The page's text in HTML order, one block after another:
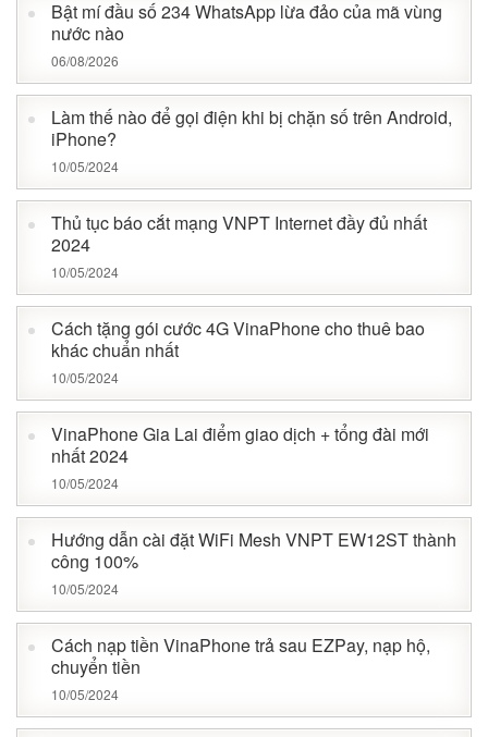
Bật mí đầu số 234 WhatsApp lừa đảo của mã vùng
nước nào
06/08/2026
Làm thế nào để gọi điện khi bị chặn số trên Android,
iPhone?
10/05/2024
Thủ tục báo cắt mạng VNPT Internet đầy đủ nhất
2024
10/05/2024
Cách tặng gói cước 4G VinaPhone cho thuê bao
khác chuẩn nhất
10/05/2024
VinaPhone Gia Lai điểm giao dịch + tổng đài mới
nhất 2024
10/05/2024
Hướng dẫn cài đặt WiFi Mesh VNPT EW12ST thành
công 100%
10/05/2024
Cách nạp tiền VinaPhone trả sau EZPay, nạp hộ,
chuyển tiền
10/05/2024